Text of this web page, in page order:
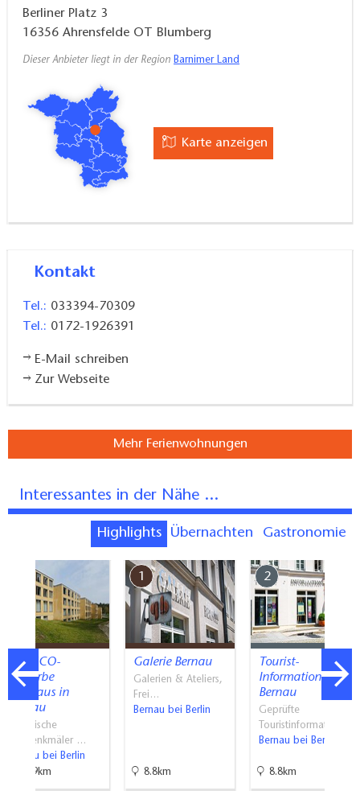
Anfrage kann ein Kinderbett zugestellt werden. Vor
dem Haus stehen Parkplätze zur Verfügung.
Berliner Platz 3
16356 Ahrensfelde OT Blumberg
Dieser Anbieter liegt in der Region Barnimer Land
Karte anzeigen
Kontakt
Tel.: 033394-70309
Tel.: 0172-1926391
E-Mail schreiben
Zur Webseite
Mehr Ferienwohnungen
Interessantes in der Nähe ...
Highlights Übernachten Gastronomie
UNESCO-
Welterbe
Bauhaus in
Bernau
Historische
Baudenkmäler …
Bernau bei Berlin
13.9km
1
Galerie Bernau
Galerien & Ateliers,
Frei…
Bernau bei Berlin
8.8km
2
Tourist-
Information
Bernau
Geprüfte
Touristinformati…
Bernau bei Berlin
8.8km